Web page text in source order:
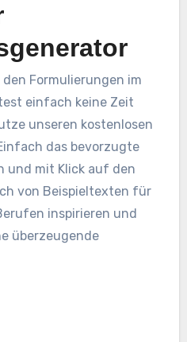
Formulierungen im
einfach keine Zeit
unseren kostenlosen
das bevorzugte
und mit Klick auf den
von Beispieltexten für
inspirieren und
überzeugende